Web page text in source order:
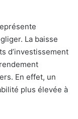
La baisse
d’investissement
En effet, un
plus élevée à